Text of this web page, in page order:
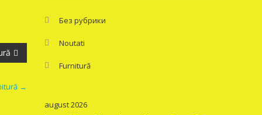
→
Без рубрики
Noutati
Furnitură
august 2026